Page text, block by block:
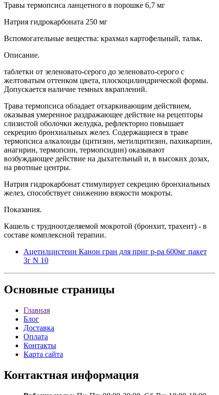
Травы термопсиса ланцетного в порошке 6,7 мг
Натрия гидрокарбоната 250 мг
Вспомогательные вещества: крахмал картофельный, тальк.
Описание.
таблетки от зеленовато-серого до зеленовато-серого с
желтоватым оттенком цвета, плоскоцилиндрической формы.
Допускается наличие темных вкраплений.
Трава термопсиса обладает отхаркивающим действием,
оказывая умеренное раздражающее действие на рецепторы
слизистой оболочки желудка, рефлекторно повышает
секрецию бронхиальных желез. Содержащиеся в траве
термопсиса алкалоиды (цитизин, метилцитизин, пахикарпин,
анагирин, термопсин, термопсидин) оказывают
возбуждающее действие на дыхательный и, в высоких дозах,
на рвотные центры.
Натрия гидрокарбонат стимулирует секрецию бронхиальных
желез, способствует снижению вязкости мокроты.
Показания.
Кашель с трудноотделяемой мокротой (бронхит, трахеит) - в
составе комплексной терапии.
Ацетилцистеин Канон гран для приг р-ра 600мг пакет
3г N 10
Основные страницы
Главная
Блог
Доставка
Оплата
Контакты
Карта сайта
Контактная информация